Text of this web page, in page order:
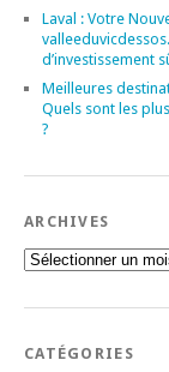
Laval : Votre
d’investissement
Meilleures
Quels sont les
?
ARCHIVES
Archives
CATÉGORIES